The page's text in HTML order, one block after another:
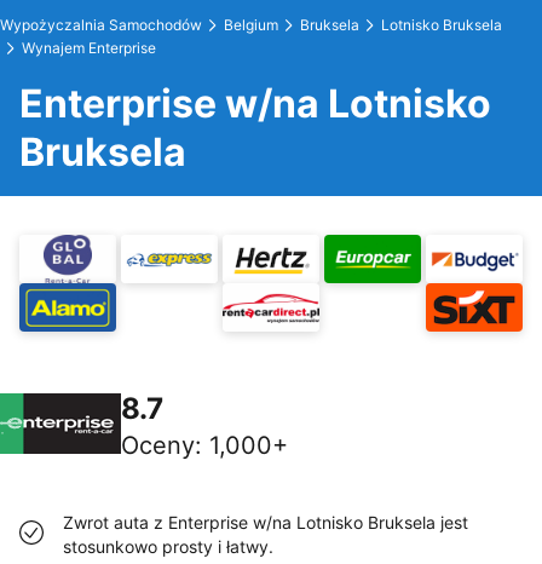
Wypożyczalnia Samochodów Belgium Bruksela
Lotnisko Bruksela
Wynajem Enterprise
Enterprise w/na Lotnisko
Bruksela
8.7
Oceny: 1,000+
Zwrot auta z Enterprise w/na Lotnisko Bruksela jest
stosunkowo prosty i łatwy.